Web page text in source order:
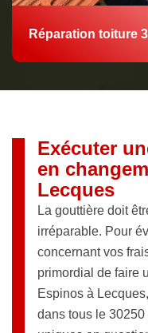
Réparation toiture
Exécuter
en
Lecques
La gouttière doit
irréparable. Pour
concernant vos
primordial de faire
Espinos à
dans tous le